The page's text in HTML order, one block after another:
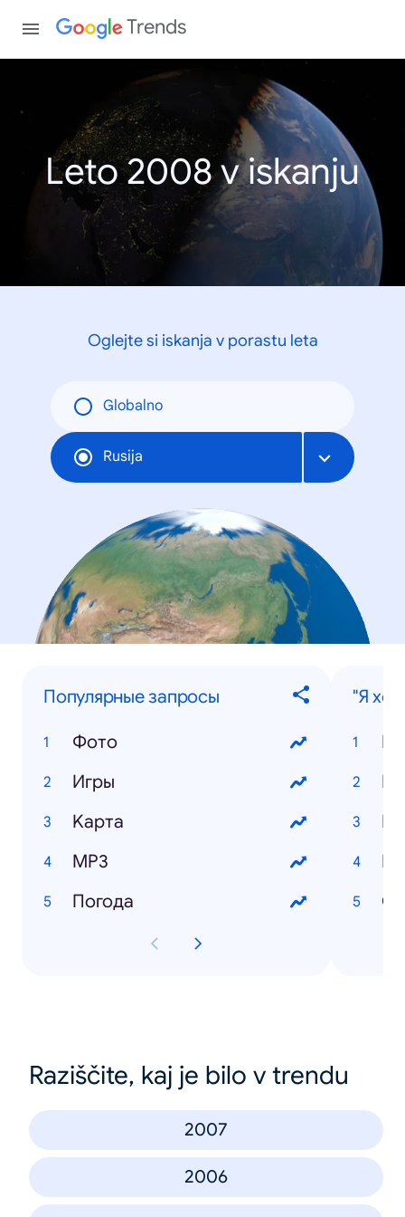
Trends
Leto 2008 v iskanju
Oglejte si iskanja v porastu leta
Globalno
Rusija
Популярные запросы
Фото
Игры
Kарта
MP3
Погода
"Я
Raziščite, kaj je bilo v trendu
2007
2006